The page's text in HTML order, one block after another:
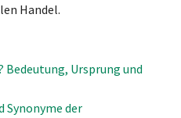
Handel.
Bedeutung, Ursprung und
Synonyme der